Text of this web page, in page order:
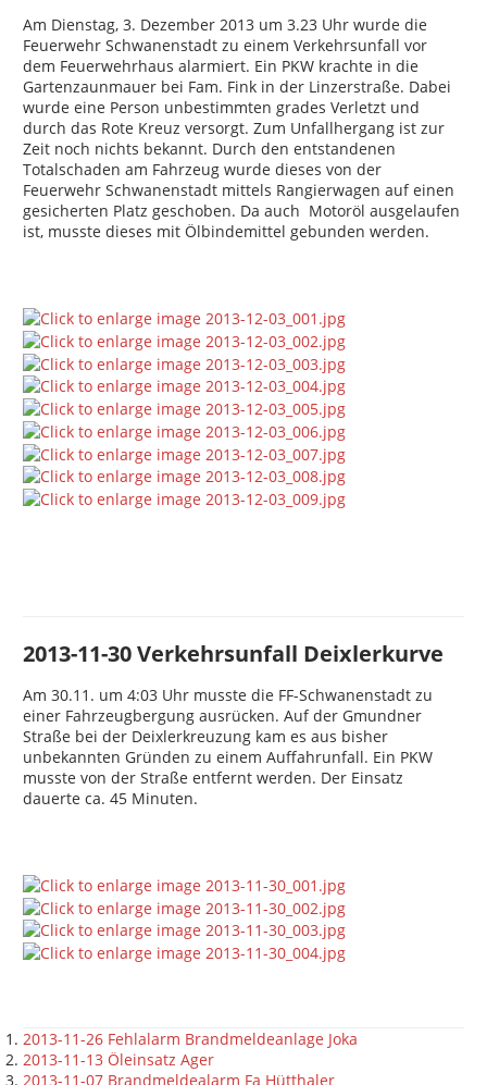
Am Dienstag, 3. Dezember 2013 um 3.23 Uhr wurde die
Feuerwehr Schwanenstadt zu einem Verkehrsunfall vor
dem Feuerwehrhaus alarmiert. Ein PKW krachte in die
Gartenzaunmauer bei Fam. Fink in der Linzerstraße. Dabei
wurde eine Person unbestimmten grades Verletzt und
durch das Rote Kreuz versorgt. Zum Unfallhergang ist zur
Zeit noch nichts bekannt. Durch den entstandenen
Totalschaden am Fahrzeug wurde dieses von der
Feuerwehr Schwanenstadt mittels Rangierwagen auf einen
gesicherten Platz geschoben. Da auch Motoröl ausgelaufen
ist, musste dieses mit Ölbindemittel gebunden werden.
2013-11-30 Verkehrsunfall Deixlerkurve
Am 30.11. um 4:03 Uhr musste die FF-Schwanenstadt zu
einer Fahrzeugbergung ausrücken. Auf der Gmundner
Straße bei der Deixlerkreuzung kam es aus bisher
unbekannten Gründen zu einem Auffahrunfall. Ein PKW
musste von der Straße entfernt werden. Der Einsatz
dauerte ca. 45 Minuten.
2013-11-26 Fehlalarm Brandmeldeanlage Joka
2013-11-13 Öleinsatz Ager
2013-11-07 Brandmeldealarm Fa Hütthaler